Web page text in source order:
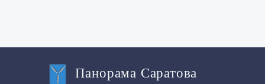
Панорама Саратова